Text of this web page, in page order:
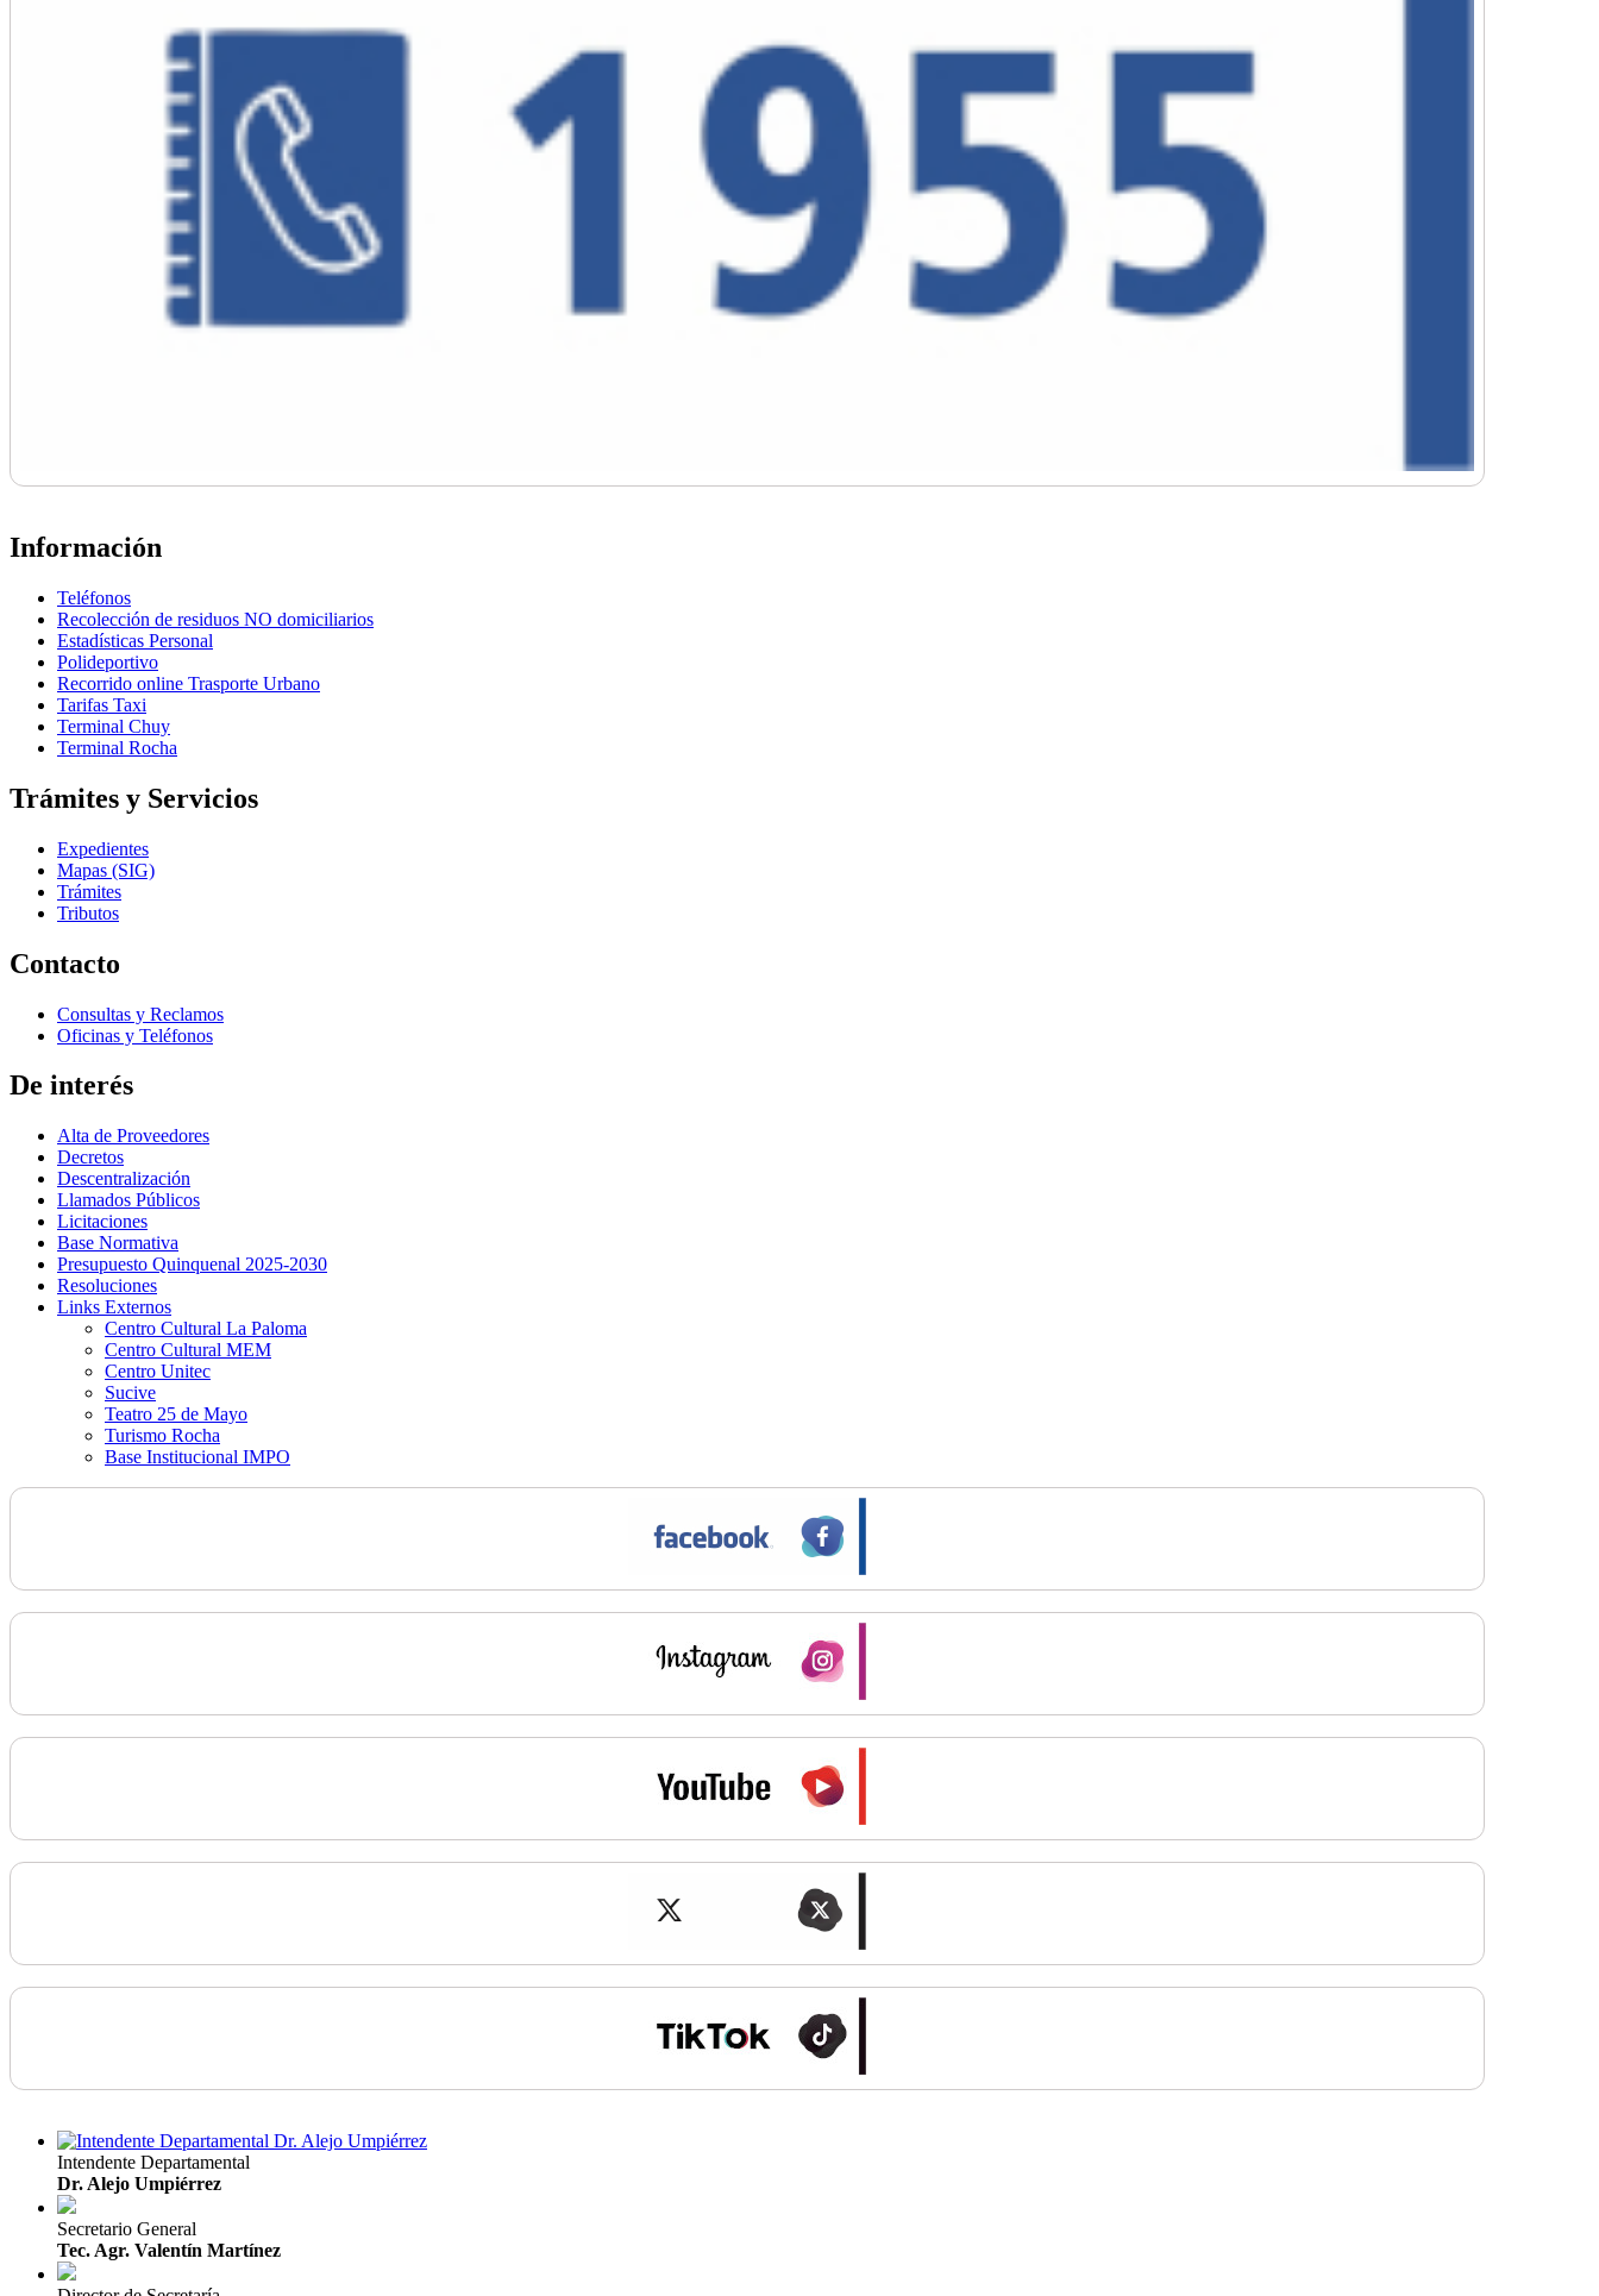
Información
Teléfonos
Recolección de residuos NO domiciliarios
Estadísticas Personal
Polideportivo
Recorrido online Trasporte Urbano
Tarifas Taxi
Terminal Chuy
Terminal Rocha
Trámites y Servicios
Expedientes
Mapas (SIG)
Trámites
Tributos
Contacto
Consultas y Reclamos
Oficinas y Teléfonos
De interés
Alta de Proveedores
Decretos
Descentralización
Llamados Públicos
Licitaciones
Base Normativa
Presupuesto Quinquenal 2025-2030
Resoluciones
Links Externos
Centro Cultural La Paloma
Centro Cultural MEM
Centro Unitec
Sucive
Teatro 25 de Mayo
Turismo Rocha
Base Institucional IMPO
Intendente Departamental
Dr. Alejo Umpiérrez
Secretario General
Tec. Agr. Valentín Martínez